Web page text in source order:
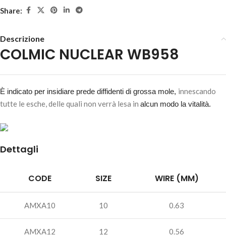
COLMIC NUCLEAR WB958 – Amo N°-16
8 disponibili
Share:
Descrizione
COLMIC NUCLEAR WB958
È indicato per insidiare prede diffidenti di grossa mole, innescando
tutte le esche, delle quali non verrà lesa in alcun modo la vitalità.
Dettagli
CODE SIZE WIRE (MM)
AMXA10 10 0.63
AMXA12 12 0.56